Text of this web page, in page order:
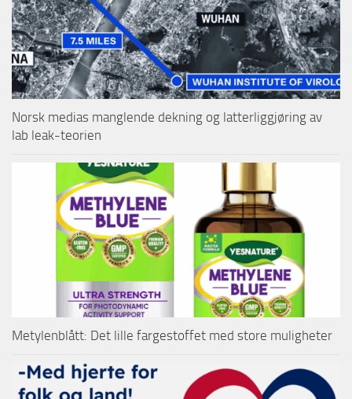
Norsk medias manglende dekning og latterliggjøring av
lab leak-teorien
Metylenblått: Det lille fargestoffet med store muligheter